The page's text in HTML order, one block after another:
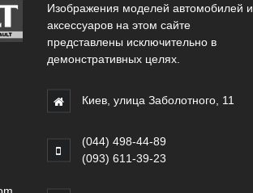
Изображения моделей автомобилей и
аксессуаров на этом сайте
представлены исключительно в
демонстративных целях.
Киев, улица Заболотного, 11
(044) 498-44-89
(093) 611-39-23